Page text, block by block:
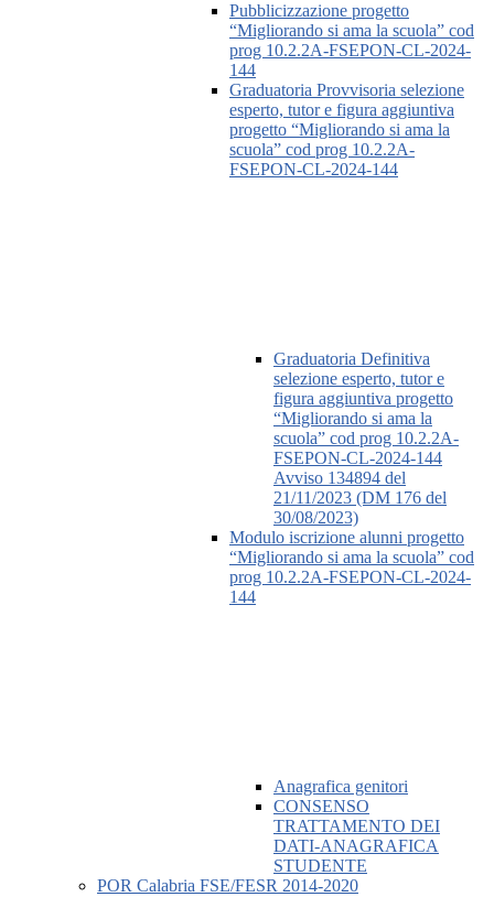
Pubblicizzazione progetto
“Migliorando si ama la scuola” cod
prog 10.2.2A-FSEPON-CL-2024-
144
Graduatoria Provvisoria selezione
esperto, tutor e figura aggiuntiva
progetto “Migliorando si ama la
scuola” cod prog 10.2.2A-
FSEPON-CL-2024-144
Graduatoria Definitiva
selezione esperto, tutor e
figura aggiuntiva progetto
“Migliorando si ama la
scuola” cod prog 10.2.2A-
FSEPON-CL-2024-144
Avviso 134894 del
21/11/2023 (DM 176 del
30/08/2023)
Modulo iscrizione alunni progetto
“Migliorando si ama la scuola” cod
prog 10.2.2A-FSEPON-CL-2024-
144
Anagrafica genitori
CONSENSO
TRATTAMENTO DEI
DATI-ANAGRAFICA
STUDENTE
POR Calabria FSE/FESR 2014-2020